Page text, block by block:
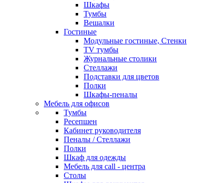
Шкафы
Тумбы
Вешалки
Гостиные
Модульные гостиные, Стенки
TV тумбы
Журнальные столики
Стеллажи
Подставки для цветов
Полки
Шкафы-пеналы
Мебель для офисов
Тумбы
Ресепшен
Кабинет руководителя
Пеналы / Стеллажи
Полки
Шкаф для одежды
Мебель для call - центра
Столы